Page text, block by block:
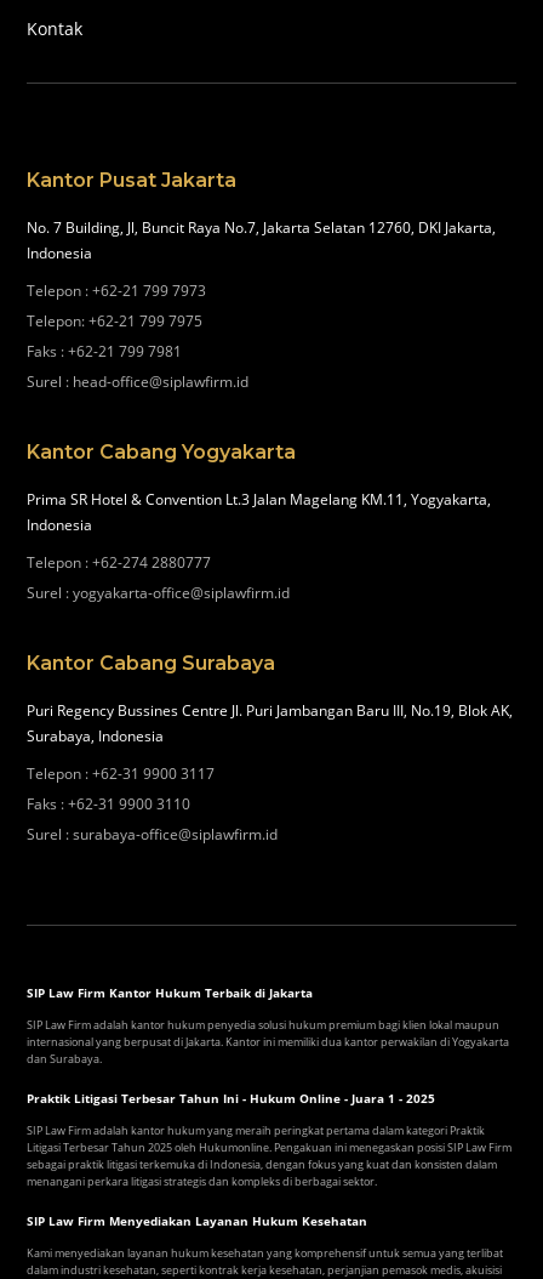
Kontak
Kantor Pusat Jakarta
No. 7 Building, Jl, Buncit Raya No.7, Jakarta Selatan 12760, DKI Jakarta,
Indonesia
Telepon :+62-21 799 7973
Telepon:+62-21 799 7975
Faks :+62-21 799 7981
Surel : head-office@siplawfirm.id
Kantor Cabang Yogyakarta
Prima SR Hotel & Convention Lt.3 Jalan Magelang KM.11, Yogyakarta,
Indonesia
Telepon :+62-274 2880777
Surel :yogyakarta-office@siplawfirm.id
Kantor Cabang Surabaya
Puri Regency Bussines Centre Jl. Puri Jambangan Baru III, No.19, Blok AK,
Surabaya, Indonesia
Telepon :+62-31 9900 3117
Faks :+62-31 9900 3110
Surel :surabaya-office@siplawfirm.id
SIP Law Firm Kantor Hukum Terbaik di Jakarta
SIP Law Firm adalah kantor hukum penyedia solusi hukum premium bagi klien lokal maupun
internasional yang berpusat di Jakarta. Kantor ini memiliki dua kantor perwakilan di Yogyakarta
dan Surabaya.
Praktik Litigasi Terbesar Tahun Ini - Hukum Online - Juara 1 - 2025
SIP Law Firm adalah kantor hukum yang meraih peringkat pertama dalam kategori Praktik
Litigasi Terbesar Tahun 2025 oleh Hukumonline. Pengakuan ini menegaskan posisi SIP Law Firm
sebagai praktik litigasi terkemuka di Indonesia, dengan fokus yang kuat dan konsisten dalam
menangani perkara litigasi strategis dan kompleks di berbagai sektor.
SIP Law Firm Menyediakan Layanan Hukum Kesehatan
Kami menyediakan layanan hukum kesehatan yang komprehensif untuk semua yang terlibat
dalam industri kesehatan, seperti kontrak kerja kesehatan, perjanjian pemasok medis, akuisisi